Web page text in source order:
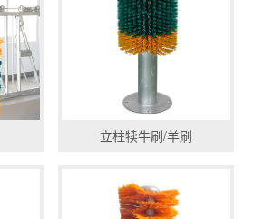
立柱犊牛刷/羊刷